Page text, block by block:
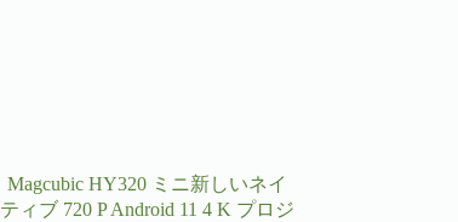
Magcubic HY320 ミニ新しいネイ
ティブ 720 P Android 11 4 K プロジ